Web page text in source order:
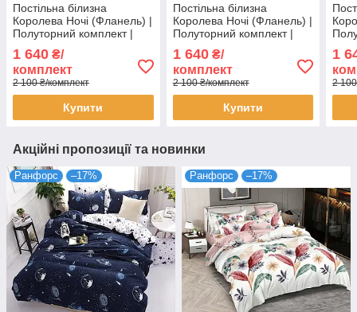
Постільна білизна
Королева Ночі (Фланель) |
Полуторний комплект |
сніжинки на сірому
1 640 ₴/
комплект
2 100 ₴/комплект
Купити
Постільна білизна
Королева Ночі (Фланель) |
Полуторний комплект |
на синьому
1 640₴/
комплект
2 100 ₴/комплект
Купити
1
2
Акційні пропозиції та новинки
Ранфорс –17% Ранфорс –17%